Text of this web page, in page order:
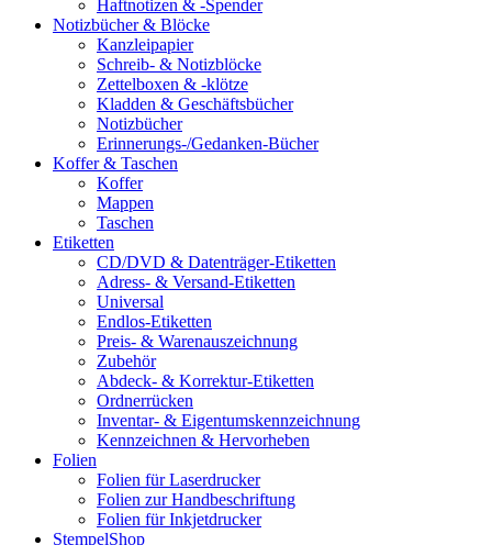
Haftnotizen & -Spender
Notizbücher & Blöcke
Kanzleipapier
Schreib- & Notizblöcke
Zettelboxen & -klötze
Kladden & Geschäftsbücher
Notizbücher
Erinnerungs-/Gedanken-Bücher
Koffer & Taschen
Koffer
Mappen
Taschen
Etiketten
CD/DVD & Datenträger-Etiketten
Adress- & Versand-Etiketten
Universal
Endlos-Etiketten
Preis- & Warenauszeichnung
Zubehör
Abdeck- & Korrektur-Etiketten
Ordnerrücken
Inventar- & Eigentumskennzeichnung
Kennzeichnen & Hervorheben
Folien
Folien für Laserdrucker
Folien zur Handbeschriftung
Folien für Inkjetdrucker
StempelShop